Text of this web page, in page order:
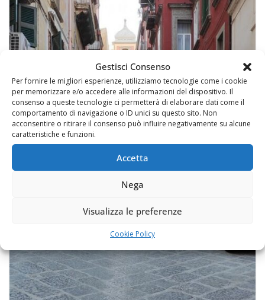
Gestisci Consenso
Per fornire le migliori esperienze, utilizziamo tecnologie come i cookie
per memorizzare e/o accedere alle informazioni del dispositivo. Il
consenso a queste tecnologie ci permetterà di elaborare dati come il
comportamento di navigazione o ID unici su questo sito. Non
acconsentire o ritirare il consenso può influire negativamente su alcune
caratteristiche e funzioni.
Accetta
Nega
Visualizza le preferenze
Cookie Policy